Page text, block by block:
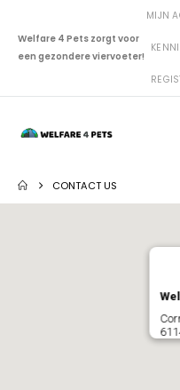
Welfare 4 Pets zorgt voor
een gezondere viervoeter!
MIJN
CONTACT US